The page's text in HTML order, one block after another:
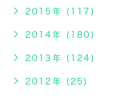
2015年 (117)
2014年 (180)
2013年 (124)
2012年 (25)